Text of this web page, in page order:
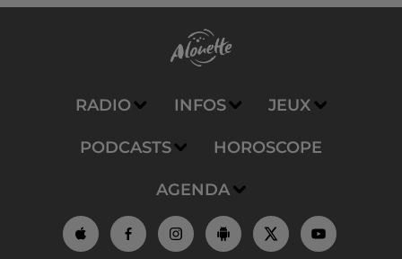
RADIO INFOS JEUX
PODCASTS HOROSCOPE
AGENDA